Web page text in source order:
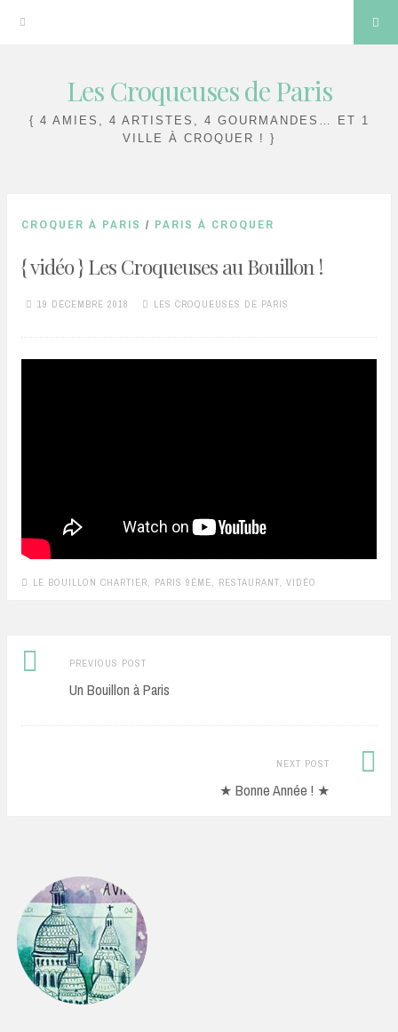
Les Croqueuses de Paris
{ 4 AMIES, 4 ARTISTES, 4 GOURMANDES… ET 1
VILLE À CROQUER ! }
CROQUER À PARIS / PARIS À CROQUER
{ vidéo } Les Croqueuses au Bouillon !
19 DÉCEMBRE 2018 LES CROQUEUSES DE PARIS
LE BOUILLON CHARTIER PARIS 9ÈME RESTAURANT VIDÉO
Post
navigation
PREVIOUS POSTPrevious
post:
Un Bouillon à Paris
NEXT POST
★ Bonne Année ! ★